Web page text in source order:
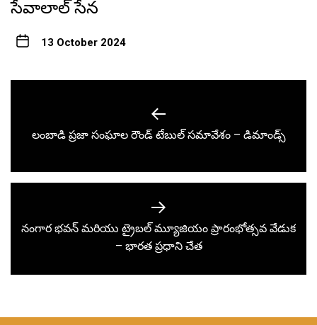
సేవాలాల్ సేన
13 October 2024
Previous
లంబాడి ప్రజా సంఘాల రౌండ్ టేబుల్ సమావేశం – డిమాండ్స్
Next
post:
నంగార భవన్ మరియు ట్రైబల్ మ్యూజియం ప్రారంభోత్సవ వేడుక
– భారత ప్రధాని చేత